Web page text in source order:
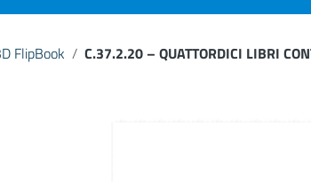
FlipBook / C.37.2.20 – QUATTORDICI LIBRI